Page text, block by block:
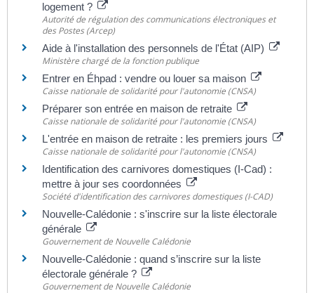
logement ?
Autorité de régulation des communications électroniques et
des Postes (Arcep)
Aide à l'installation des personnels de l'État (AIP)
Ministère chargé de la fonction publique
Entrer en Éhpad : vendre ou louer sa maison
Caisse nationale de solidarité pour l'autonomie (CNSA)
Préparer son entrée en maison de retraite
Caisse nationale de solidarité pour l'autonomie (CNSA)
L'entrée en maison de retraite : les premiers jours
Caisse nationale de solidarité pour l'autonomie (CNSA)
Identification des carnivores domestiques (I-Cad) :
mettre à jour ses coordonnées
Société d'identification des carnivores domestiques (I-CAD)
Nouvelle-Calédonie : s'inscrire sur la liste électorale
générale
Gouvernement de Nouvelle Calédonie
Nouvelle-Calédonie : quand s’inscrire sur la liste
électorale générale ?
Gouvernement de Nouvelle Calédonie